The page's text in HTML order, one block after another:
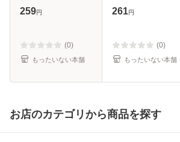
庫） / 西村 京太郎
259円
(0)
もったいない本舗
[文庫]【メール便送
261円
(0)
もったいない本舗
お店のカテゴリから商品を探す